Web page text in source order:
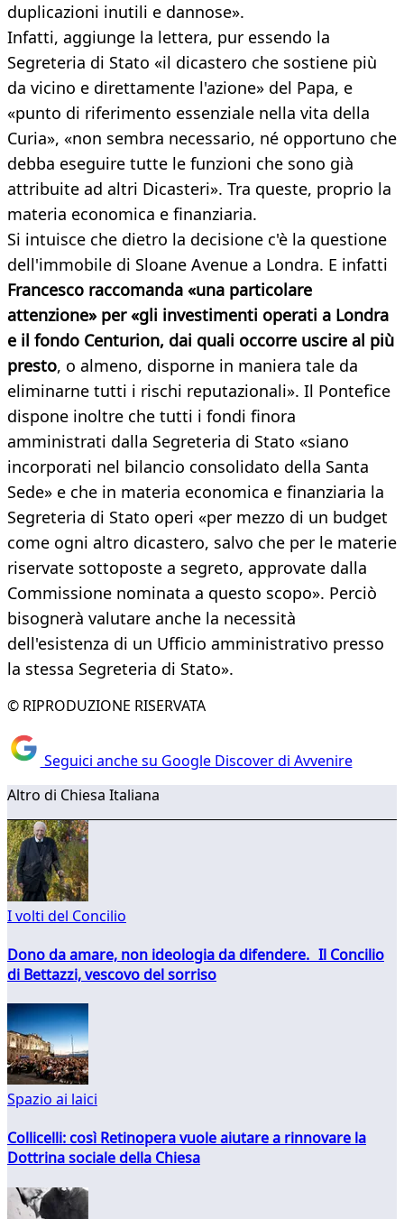
duplicazioni inutili e dannose».
Infatti, aggiunge la lettera, pur essendo la
Segreteria di Stato «il dicastero che sostiene più
da vicino e direttamente l'azione» del Papa, e
«punto di riferimento essenziale nella vita della
Curia», «non sembra necessario, né opportuno che
debba eseguire tutte le funzioni che sono già
attribuite ad altri Dicasteri». Tra queste, proprio la
materia economica e finanziaria.
Si intuisce che dietro la decisione c'è la questione
dell'immobile di Sloane Avenue a Londra. E infatti
Francesco raccomanda «una particolare
attenzione» per «gli investimenti operati a Londra
e il fondo Centurion, dai quali occorre uscire al più
presto, o almeno, disporne in maniera tale da
eliminarne tutti i rischi reputazionali». Il Pontefice
dispone inoltre che tutti i fondi finora
amministrati dalla Segreteria di Stato «siano
incorporati nel bilancio consolidato della Santa
Sede» e che in materia economica e finanziaria la
Segreteria di Stato operi «per mezzo di un budget
come ogni altro dicastero, salvo che per le materie
riservate sottoposte a segreto, approvate dalla
Commissione nominata a questo scopo». Perciò
bisognerà valutare anche la necessità
dell'esistenza di un Ufficio amministrativo presso
la stessa Segreteria di Stato».
© RIPRODUZIONE RISERVATA
Seguici anche su Google Discover di Avvenire
Altro di Chiesa Italiana
I volti del Concilio
Dono da amare, non ideologia da difendere. Il Concilio
di Bettazzi, vescovo del sorriso
Spazio ai laici
Collicelli: così Retinopera vuole aiutare a rinnovare la
Dottrina sociale della Chiesa